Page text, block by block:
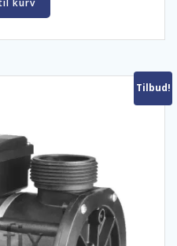
2.450,00.
Tilbud!